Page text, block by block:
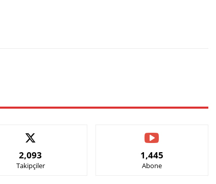
2,093
Takipçiler
1,445
Abone